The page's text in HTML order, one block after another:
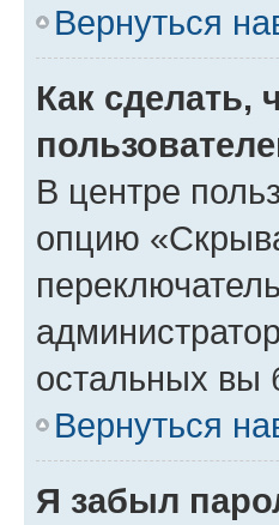
Вернуться
Как сделать,
В центре
опцию
остальных вы
Вернуться
Я забыл